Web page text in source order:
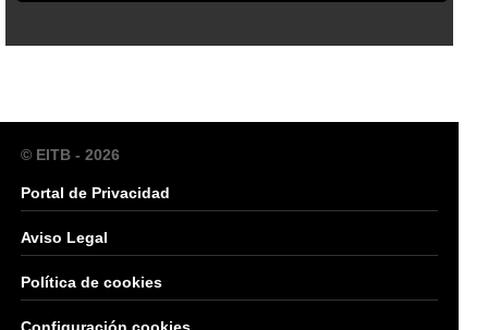
© EITB - 2026
Portal de Privacidad
Aviso Legal
Política de cookies